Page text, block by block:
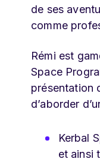
de ses
comme
Rémi est
Space
présentation
d’aborder
Kerbal
et ainsi